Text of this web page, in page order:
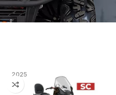
2025